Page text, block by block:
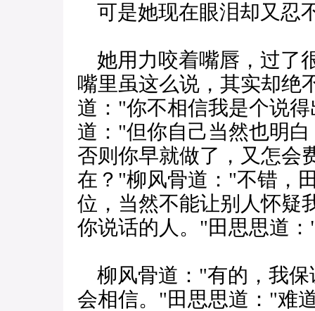
可是她现在眼泪却又忍
她用力咬着嘴唇，过了
嘴里虽这么说，其实却绝
道："你不相信我是个说
道："但你自己当然也明
否则你早就做了，又怎会
在？"柳风骨道："不错，
位，当然不能让别人怀疑
你说话的人。"田思思道
柳风骨道："有的，我保
会相信。"田思思道："难